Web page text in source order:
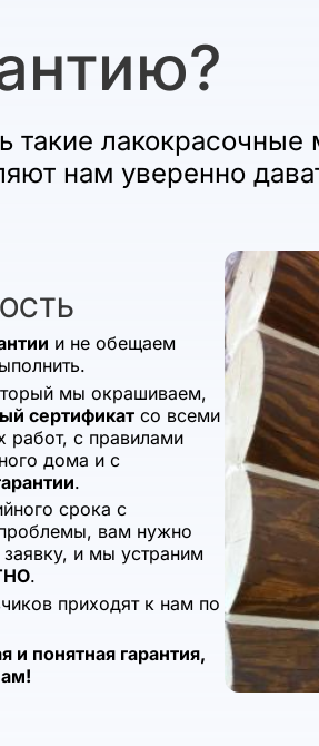
такие лакокрасочные
нам уверенно
и не обещаем
мы окрашиваем,
сертификатсо всеми
работ, с правилами
дома и с
.
срока с
вам нужно
заявку, и мы устраним
.
приходят к нам по
и понятная гарантия,